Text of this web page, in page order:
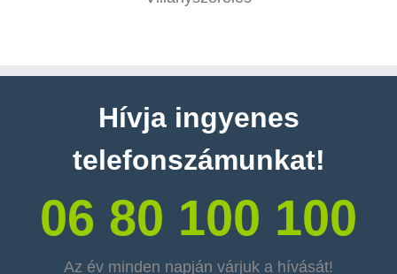
Hívja ingyenes
telefonszámunkat!
06 80 100 100
Az év minden napján várjuk a hívását!